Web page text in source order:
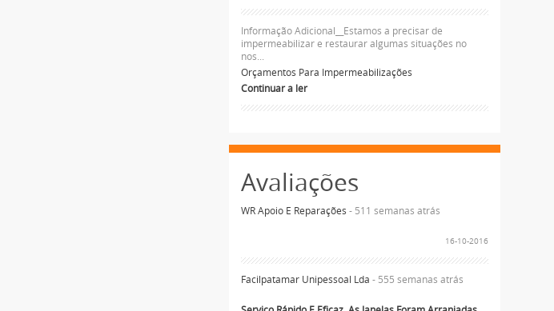
Informação Adicional__Estamos a precisar de
impermeabilizar e restaurar algumas situações no
nos...
Orçamentos Para Impermeabilizações
Continuar a ler
Avaliações
WR Apoio E Reparações - 511 semanas atrás
16-10-2016
Facilpatamar Unipessoal Lda - 555 semanas atrás